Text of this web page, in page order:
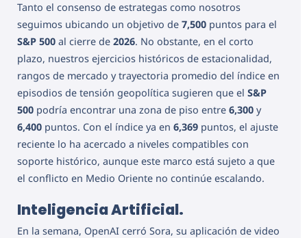
Tanto el consenso de estrategas como nosotros
seguimos ubicando un objetivo de 7,500 puntos para el
S&P 500 al cierre de 2026. No obstante, en el corto
plazo, nuestros ejercicios históricos de estacionalidad,
rangos de mercado y trayectoria promedio del índice en
episodios de tensión geopolítica sugieren que el S&P
500 podría encontrar una zona de piso entre 6,300 y
6,400 puntos. Con el índice ya en 6,369 puntos, el ajuste
reciente lo ha acercado a niveles compatibles con
soporte histórico, aunque este marco está sujeto a que
el conflicto en Medio Oriente no continúe escalando.
Inteligencia Artificial.
En la semana, OpenAI cerró Sora, su aplicación de video